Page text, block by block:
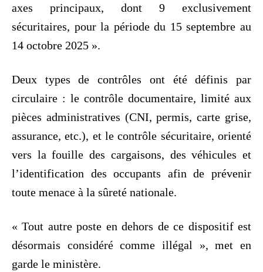
axes principaux, dont 9 exclusivement
sécuritaires, pour la période du 15 septembre au
14 octobre 2025 ».
Deux types de contrôles ont été définis par
circulaire : le contrôle documentaire, limité aux
pièces administratives (CNI, permis, carte grise,
assurance, etc.), et le contrôle sécuritaire, orienté
vers la fouille des cargaisons, des véhicules et
l’identification des occupants afin de prévenir
toute menace à la sûreté nationale.
« Tout autre poste en dehors de ce dispositif est
désormais considéré comme illégal », met en
garde le ministère.